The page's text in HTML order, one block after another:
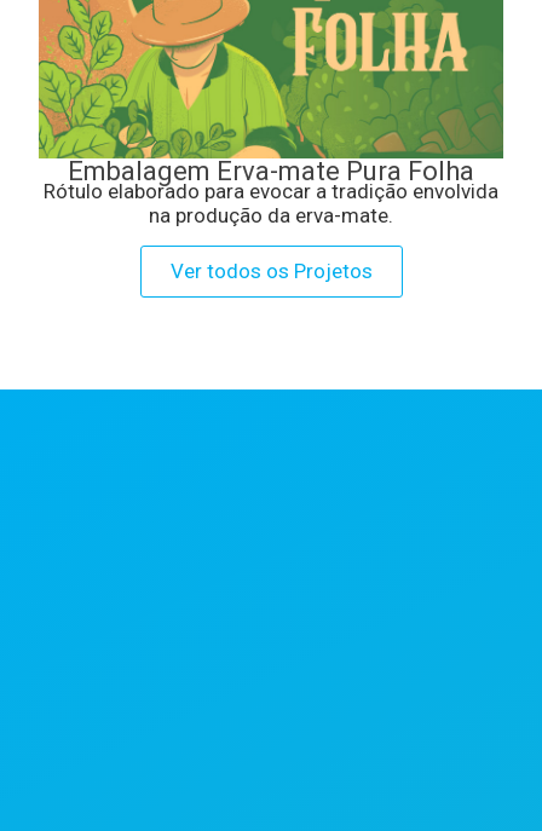
Embalagem Erva-mate Pura Folha
Rótulo elaborado para evocar a tradição envolvida
na produção da erva-mate.
Ver todos os Projetos